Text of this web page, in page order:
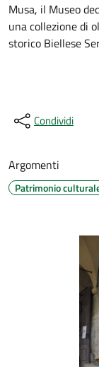
Musa, il Museo
una collezione di
storico Biellese
Condividi
Argomenti
Patrimonio